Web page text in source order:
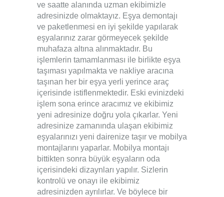
ve saatte alanında uzman ekibimizle
adresinizde olmaktayız. Eşya demontajı
ve paketlenmesi en iyi şekilde yapılarak
eşyalarınız zarar görmeyecek şekilde
muhafaza altına alınmaktadır. Bu
işlemlerin tamamlanması ile birlikte eşya
taşıması yapılmakta ve nakliye aracına
taşınan her bir eşya yerli yerince araç
içerisinde istiflenmektedir. Eski evinizdeki
işlem sona erince aracımız ve ekibimiz
yeni adresinize doğru yola çıkarlar. Yeni
adresinize zamanında ulaşan ekibimiz
eşyalarınızı yeni dairenize taşır ve mobilya
montajlarını yaparlar. Mobilya montajı
bittikten sonra büyük eşyaların oda
içerisindeki dizaynları yapılır. Sizlerin
kontrolü ve onayı ile ekibimiz
adresinizden ayrılırlar. Ve böylece bir